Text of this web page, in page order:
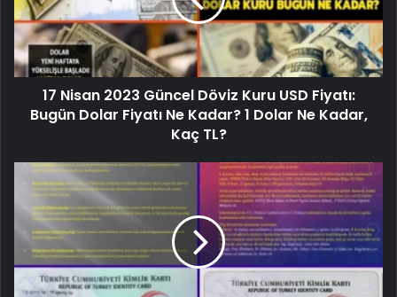
17 Nisan 2023 Güncel Döviz Kuru USD Fiyatı:
Bugün Dolar Fiyatı Ne Kadar? 1 Dolar Ne Kadar,
Kaç TL?